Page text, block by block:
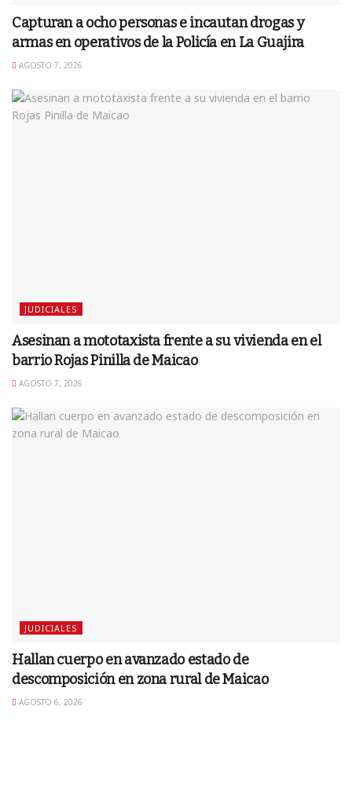
Capturan a ocho personas e incautan drogas y
armas en operativos de la Policía en La Guajira
AGOSTO 7, 2026
JUDICIALES
Asesinan a mototaxista frente a su vivienda en el
barrio Rojas Pinilla de Maicao
AGOSTO 7, 2026
JUDICIALES
Hallan cuerpo en avanzado estado de
descomposición en zona rural de Maicao
AGOSTO 6, 2026